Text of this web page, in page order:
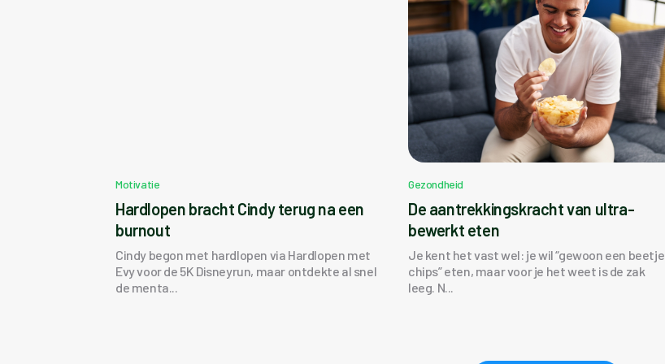
Motivatie
Hardlopen bracht Cindy terug na een
burnout
Cindy begon met hardlopen via Hardlopen met
Evy voor de 5K Disneyrun, maar ontdekte al snel
de menta...
Gezondheid
De aantrekkingskracht van ultra-
bewerkt eten
Je kent het vast wel: je wil “gewoon een beetje
chips” eten, maar voor je het weet is de zak
leeg. N...